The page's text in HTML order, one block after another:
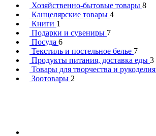
Хозяйственно-бытовые товары 8
Канцелярские товары 4
Книги 1
Подарки и сувениры 7
Посуда 6
Текстиль и постельное белье 7
Продукты питания, доставка еды 3
Товары для творчества и рукоделия
Зоотовары 2